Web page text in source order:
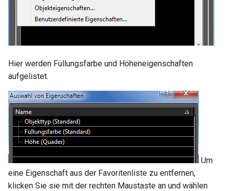
Hier werden Füllungsfarbe und Höheneigenschaften
aufgelistet.
Um
eine Eigenschaft aus der Favoritenliste zu entfernen,
klicken Sie sie mit der rechten Maustaste an und wählen